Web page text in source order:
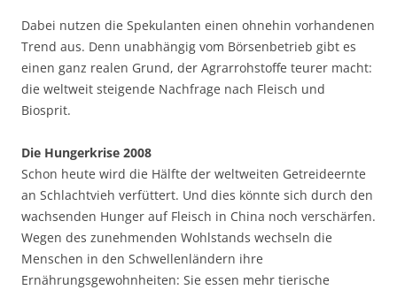
Dabei nutzen die Spekulanten einen ohnehin vorhandenen
Trend aus. Denn unabhängig vom Börsenbetrieb gibt es
einen ganz realen Grund, der Agrarrohstoffe teurer macht:
die weltweit steigende Nachfrage nach Fleisch und
Biosprit.
Die Hungerkrise 2008
Schon heute wird die Hälfte der weltweiten Getreideernte
an Schlachtvieh verfüttert. Und dies könnte sich durch den
wachsenden Hunger auf Fleisch in China noch verschärfen.
Wegen des zunehmenden Wohlstands wechseln die
Menschen in den Schwellenländern ihre
Ernährungsgewohnheiten: Sie essen mehr tierische